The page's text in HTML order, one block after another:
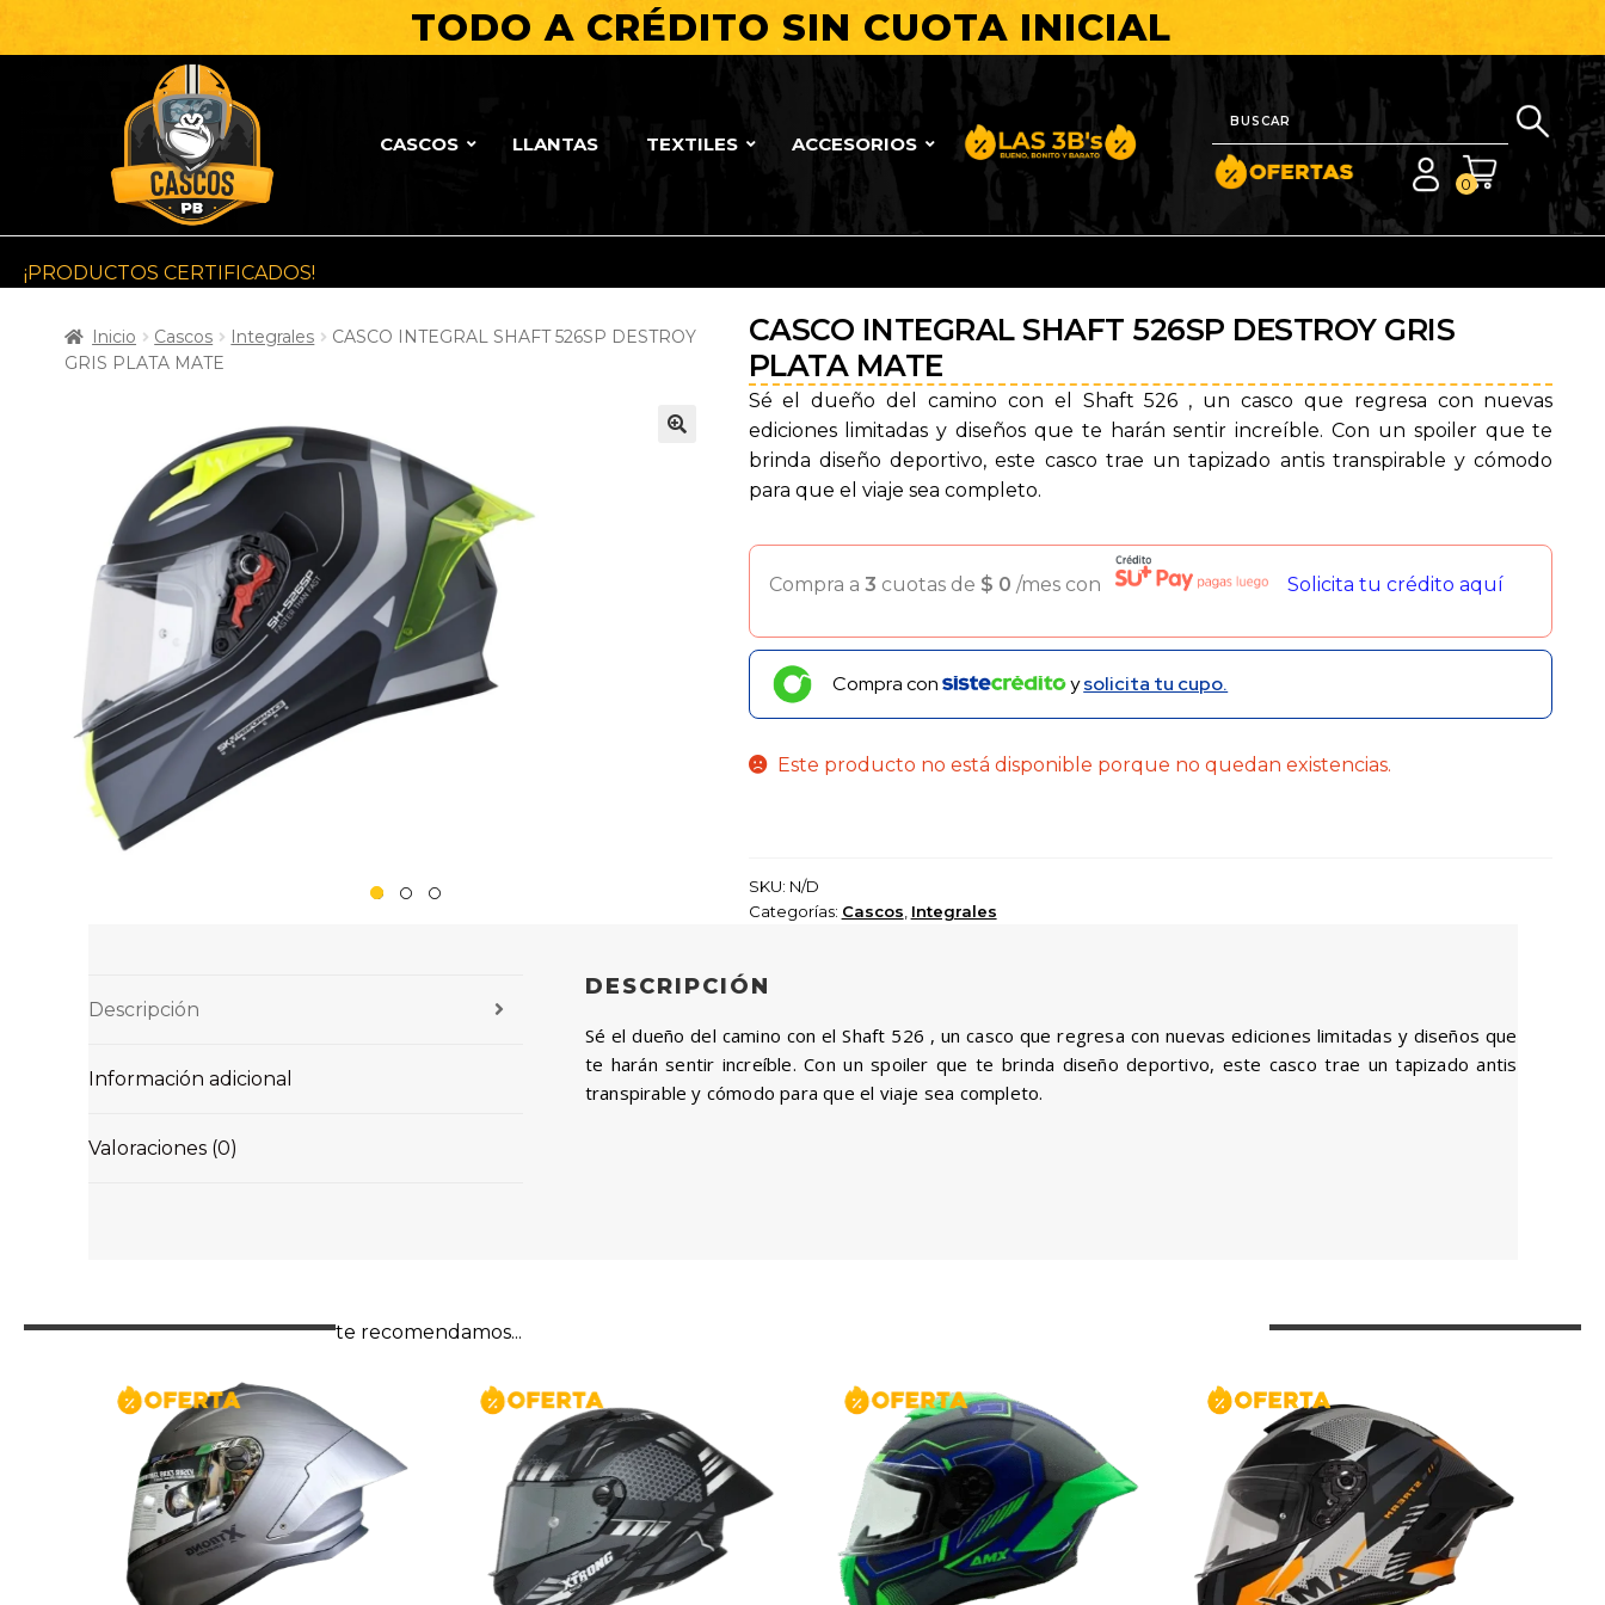
TODO A CRÉDITO SIN CUOTA INICIAL
CASCOS LLANTAS TEXTILES ACCESORIOS Bueno, Bonito y Barato
0
¡PRODUCTOS CERTIFICADOS!
Inicio Cascos Integrales
CASCO INTEGRAL SHAFT 526SP DESTROY
GRIS PLATA MATE
CASCO INTEGRAL SHAFT 526SP DESTROY GRIS
PLATA MATE
Sé el dueño del camino con el Shaft 526 , un casco que regresa con nuevas
ediciones limitadas y diseños que te harán sentir increíble. Con un spoiler que te
brinda diseño deportivo, este casco trae un tapizado antis transpirable y cómodo
para que el viaje sea completo.
Compra a 3 cuotas de $ 0 /mes con Solicita tu crédito aquí
Compra con ysolicita tu cupo.
Este producto no está disponible porque no quedan existencias.
SKU: N/D
Categorías: Cascos Integrales
Descripción
Información adicional
Valoraciones (0)
DESCRIPCIÓN
Sé el dueño del camino con el Shaft 526 , un casco que regresa con nuevas ediciones limitadas y diseños que
te harán sentir increíble. Con un spoiler que te brinda diseño deportivo, este casco trae un tapizado antis
transpirable y cómodo para que el viaje sea completo.
te recomendamos...